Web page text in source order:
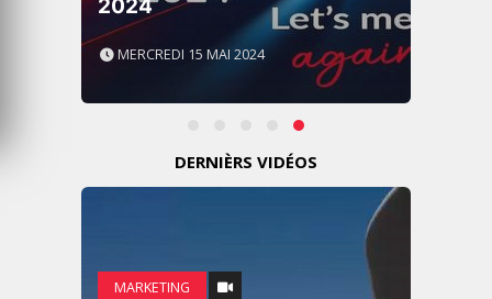
2024
MERCREDI 15 MAI 2024
DERNIÈRS VIDÉOS
MARKETING